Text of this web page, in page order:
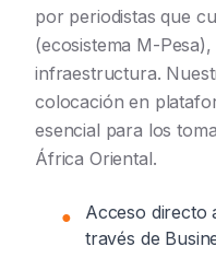
por periodistas que
(ecosistema M-
infraestructura.
colocación en
esencial para los
África Oriental.
●
Acceso directo
través de